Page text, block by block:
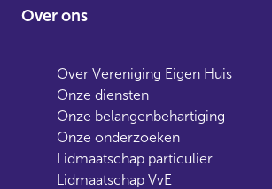
Over ons
Over Vereniging Eigen Huis
Onze diensten
Onze belangenbehartiging
Onze onderzoeken
Lidmaatschap particulier
Lidmaatschap VvE